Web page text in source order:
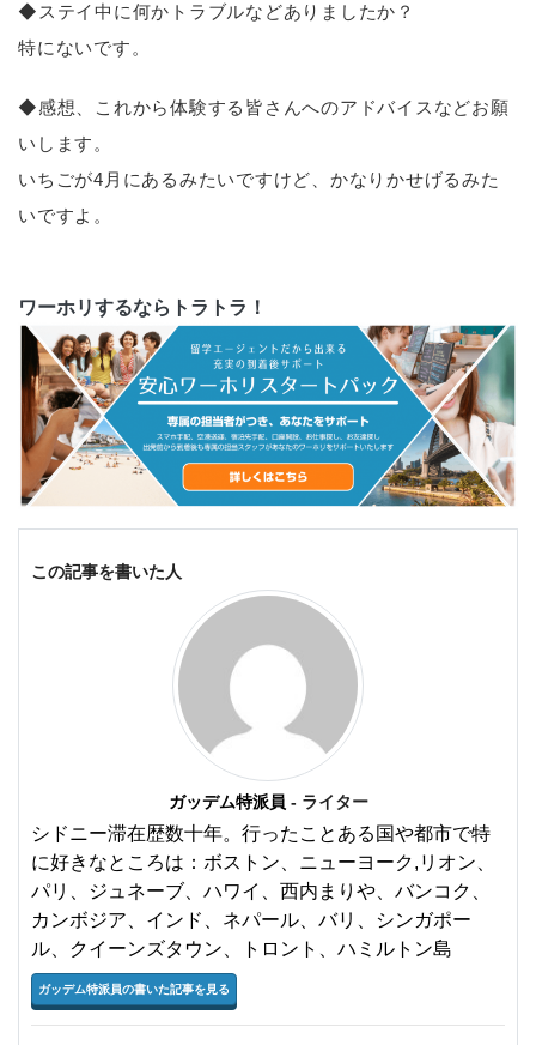
◆ステイ中に何かトラブルなどありましたか？
特にないです。
◆感想、これから体験する皆さんへのアドバイスなどお願
いします。
いちごが4月にあるみたいですけど、かなりかせげるみた
いですよ。
ワーホリするならトラトラ！
この記事を書いた人
ガッデム特派員 - ライター
シドニー滞在歴数十年。行ったことある国や都市で特
に好きなところは：ボストン、ニューヨーク,リオン、
パリ、ジュネーブ、ハワイ、西内まりや、バンコク、
カンボジア、インド、ネパール、バリ、シンガポー
ル、クイーンズタウン、トロント、ハミルトン島
ガッデム特派員の書いた記事を見る